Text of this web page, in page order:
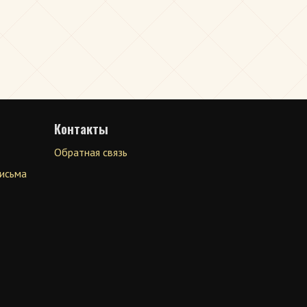
Контакты
Обратная связь